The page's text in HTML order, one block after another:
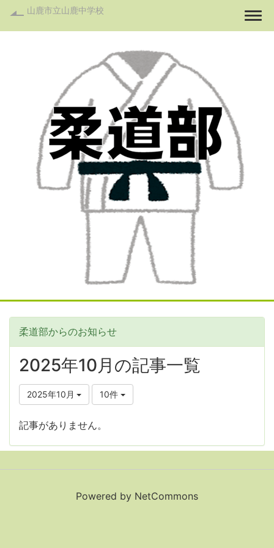
山鹿市立山鹿中学校
柔道部からのお知らせ
2025年10月の記事一覧
2025年10月 10件
記事がありません。
Powered by NetCommons